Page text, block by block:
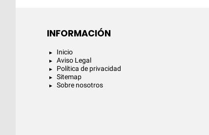
INFORMACIÓN
Inicio
Aviso Legal
Política de privacidad
Sitemap
Sobre nosotros